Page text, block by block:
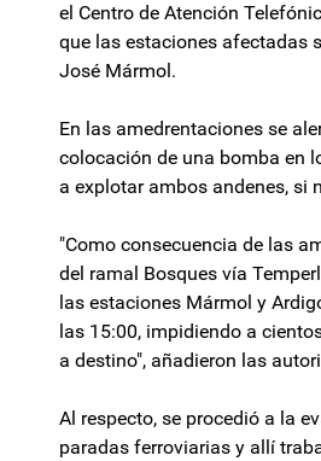
el Centro de Atención
que las estaciones afectadas
José Mármol.
En las amedrentaciones se
colocación de una bomba en
a explotar ambos andenes, si
"Como consecuencia de las
del ramal Bosques vía
las estaciones Mármol y
las 15:00, impidiendo a
a destino", añadieron las
Al respecto, se procedió a la
paradas ferroviarias y allí